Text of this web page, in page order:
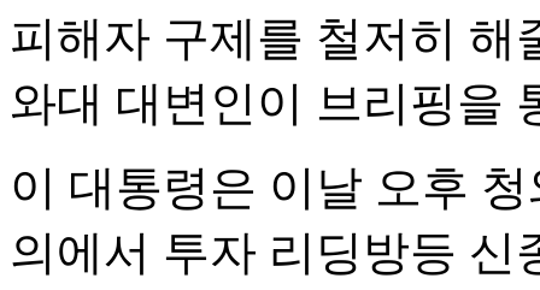
피해자 구제를 철저히 해
와대 대변인이 브리핑을
이 대통령은 이날 오후
의에서 투자 리딩방등 신